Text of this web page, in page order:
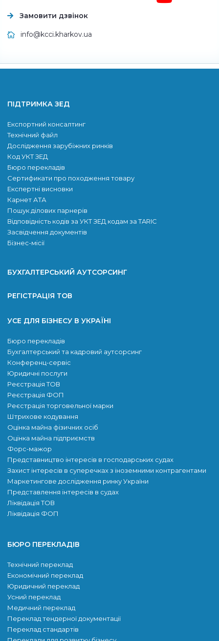
Замовити дзвінок
info@kcci.kharkov.ua
ПІДТРИМКА ЗЕД
Експортний консалтинг
Технічний файл
Дослідження зарубіжних ринків
Код УКТ ЗЕД
Бюро перекладів
Сертификати про походження товару
Експертні висновки
Карнет АТА
Пошук ділових парнерів
Відповідність кодів за УКТ ЗЕД кодам за TARIC
Засвідчення документів
Бізнес-місії
БУХГАЛТЕРСЬКИЙ АУТСОРСИНГ
РЕГІСТРАЦІЯ ТОВ
УСЕ ДЛЯ БІЗНЕСУ В УКРАЇНІ
Бюро перекладів
Бухгалтерський та кадровий аутсорсинг
Конференц-сервіс
Юридичні послуги
Реєстрація ТОВ
Реєстрація ФОП
Реєстрація торговельної марки
Штрихове кодування
Оцінка майна фізичних осіб
Оцінка майна підприємств
Форс-мажор
Представництво інтересів в господарських судах
Захист інтересів в суперечках з іноземними контрагентами
Маркетингове дослідження ринку України
Представлення інтересів в судах
Ліквідація ТОВ
Ліквідація ФОП
БЮРО ПЕРЕКЛАДІВ
Технічний переклад
Економічний переклад
Юридичний переклад
Усний переклад
Медичний переклад
Переклад тендерної документації
Переклад стандартів